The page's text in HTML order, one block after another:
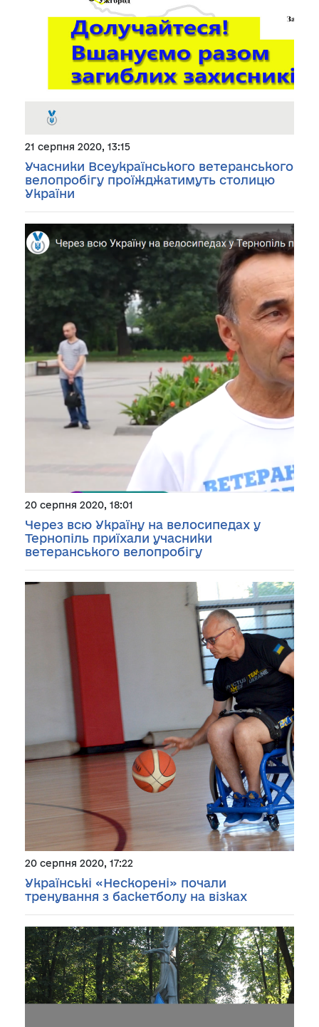
21 серпня 2020, 13:15
Учасники Всеукраїнського ветеранського
велопробігу проїжджатимуть столицю
України
20 серпня 2020, 18:01
Через всю Україну на велосипедах у
Тернопіль приїхали учасники
ветеранського велопробігу
20 серпня 2020, 17:22
Українські «Нескорені» почали
тренування з баскетболу на візках